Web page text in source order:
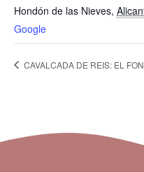
Hondón de las Nieves,
Google
CAVALCADA DE REIS: EL